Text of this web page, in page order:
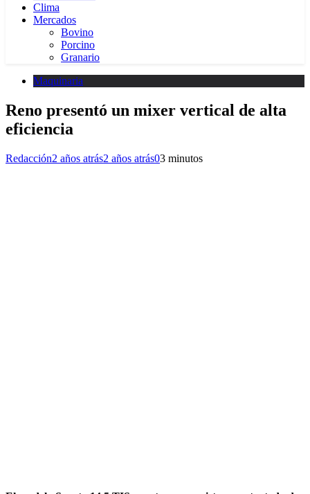
Clima
Mercados
Bovino
Porcino
Granario
Maquinaria
Reno presentó un mixer vertical de alta
eficiencia
Redacción2 años atrás2 años atrás03 minutos